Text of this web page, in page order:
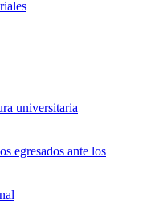
universitaria
egresados ante los